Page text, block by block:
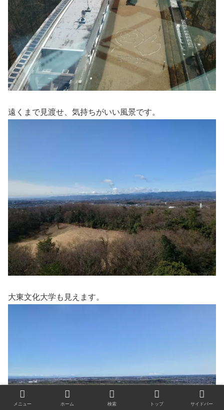
遠くまで見渡せ、気持ちがいい風景です。
大東文化大学も見えます。
メニュー ホーム 検索 トップ サイドバー